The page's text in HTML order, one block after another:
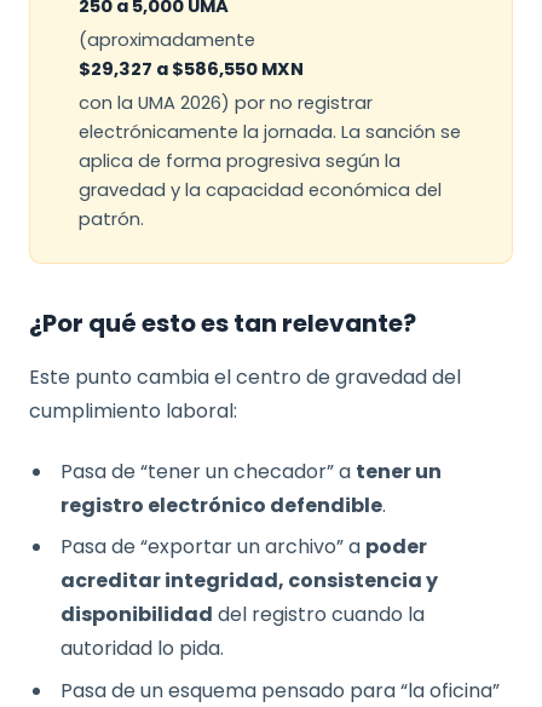
250 a 5,000 UMA
(aproximadamente
$29,327 a $586,550 MXN
con la UMA 2026) por no registrar
electrónicamente la jornada. La sanción se
aplica de forma progresiva según la
gravedad y la capacidad económica del
patrón.
¿Por qué esto es tan relevante?
Este punto cambia el centro de gravedad del
cumplimiento laboral:
Pasa de “tener un checador” a tener un
registro electrónico defendible.
Pasa de “exportar un archivo” a poder
acreditar integridad, consistencia y
disponibilidad del registro cuando la
autoridad lo pida.
Pasa de un esquema pensado para “la oficina”